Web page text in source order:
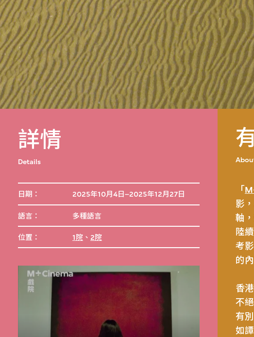
詳情
Details
日期： 2025年10月4日–2025年12月27日
語言： 多種語言
位置： 1院 、 2院
「
影
軸
陸
考
的
香
不
有
如